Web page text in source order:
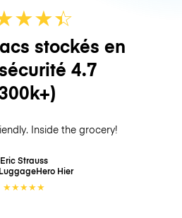
★★☆
★
stockés en
4.7
Inside the grocery!
Eric Strauss
Hier
★★★★★